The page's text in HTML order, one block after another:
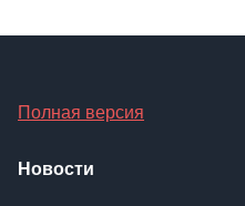
Полная версия
Новости